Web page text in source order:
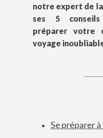
notre expert de
ses 5
préparer votre
voyage
Se préparer à